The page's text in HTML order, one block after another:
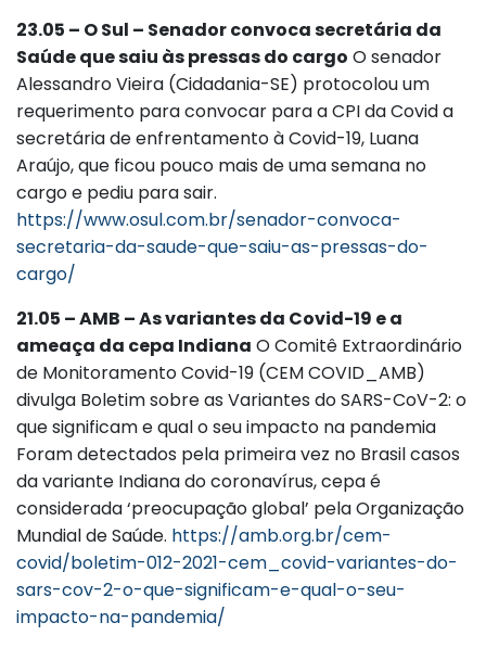
23.05 – O Sul – Senador convoca secretária da
Saúde que saiu às pressas do cargo O senador
Alessandro Vieira (Cidadania-SE) protocolou um
requerimento para convocar para a CPI da Covid a
secretária de enfrentamento à Covid-19, Luana
Araújo, que ficou pouco mais de uma semana no
cargo e pediu para sair.
https://www.osul.com.br/senador-convoca-
secretaria-da-saude-que-saiu-as-pressas-do-
cargo/
21.05 – AMB – As variantes da Covid-19 e a
ameaça da cepa Indiana O Comitê Extraordinário
de Monitoramento Covid-19 (CEM COVID_AMB)
divulga Boletim sobre as Variantes do SARS-CoV-2: o
que significam e qual o seu impacto na pandemia
Foram detectados pela primeira vez no Brasil casos
da variante Indiana do coronavírus, cepa é
considerada ‘preocupação global’ pela Organização
Mundial de Saúde. https://amb.org.br/cem-
covid/boletim-012-2021-cem_covid-variantes-do-
sars-cov-2-o-que-significam-e-qual-o-seu-
impacto-na-pandemia/